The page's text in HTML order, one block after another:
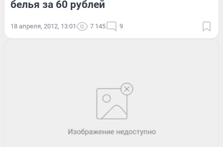
белья за 60 рублей
18 апреля, 2012, 13:01 7 145 9